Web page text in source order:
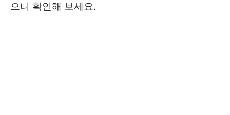
으니 확인해 보세요.